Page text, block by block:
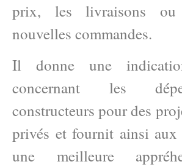
prix, les livraisons ou
nouvelles commandes.
Il donne une
concernant les
constructeurs pour des
privés et fournit ainsi aux
une meilleure